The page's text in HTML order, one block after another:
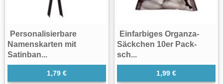
Personalisierbare
Namenskarten mit
Satinban...
1,79 €
Einfarbiges Organza-
Säckchen 10er Pack-
sch...
1,99 €